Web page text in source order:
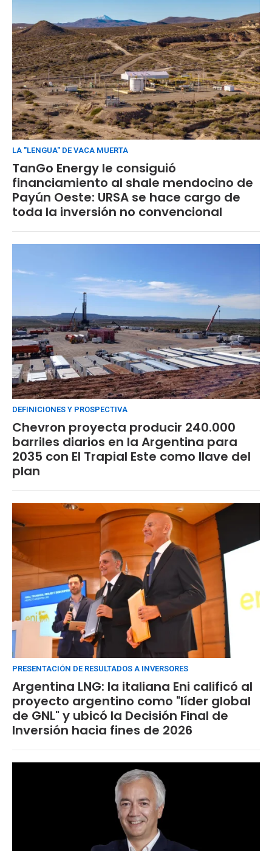
LA "LENGUA" DE VACA MUERTA
TanGo Energy le consiguió
financiamiento al shale mendocino de
Payún Oeste: URSA se hace cargo de
toda la inversión no convencional
DEFINICIONES Y PROSPECTIVA
Chevron proyecta producir 240.000
barriles diarios en la Argentina para
2035 con El Trapial Este como llave del
plan
PRESENTACIÓN DE RESULTADOS A INVERSORES
Argentina LNG: la italiana Eni calificó al
proyecto argentino como "líder global
de GNL" y ubicó la Decisión Final de
Inversión hacia fines de 2026